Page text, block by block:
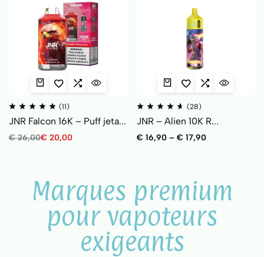
(11)
JNR Falcon 16K – Puff jeta...
€26,00€ 20,00
(28)
JNR – Alien 10K R...
€ 16,90– € 17,90
Marques premium
pour vapoteurs
exigeants